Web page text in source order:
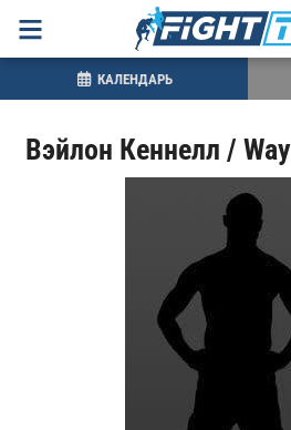
Вэйлон Кеннелл /
КАЛЕНДАРЬ